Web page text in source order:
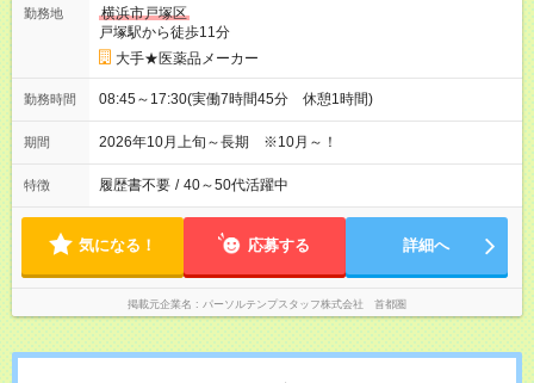
勤務地
横浜市戸塚区
戸塚駅から徒歩11分
大手★医薬品メーカー
勤務時間 08:45～17:30(実働7時間45分 休憩1時間)
期間 2026年10月上旬～長期 ※10月～！
特徴 履歴書不要 / 40～50代活躍中
気になる！ 応募する 詳細へ
掲載元企業名 パーソルテンプスタッフ株式会社 首都圏